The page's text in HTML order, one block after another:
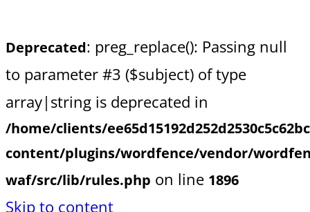
Deprecated: preg_replace(): Passing null
to parameter #3 ($subject) of type
array|string is deprecated in
/home/clients/
content/plugins/wordfence/vendor/
waf/src/lib/rules.php on line 1896
Skip to content